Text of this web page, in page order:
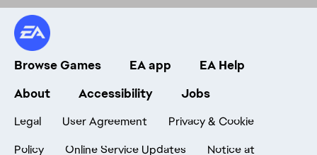
Browse Games EA app
EA Help
About
Accessibility Jobs
Legal User Agreement
Privacy & Cookie
Policy
Online Service Updates Notice at